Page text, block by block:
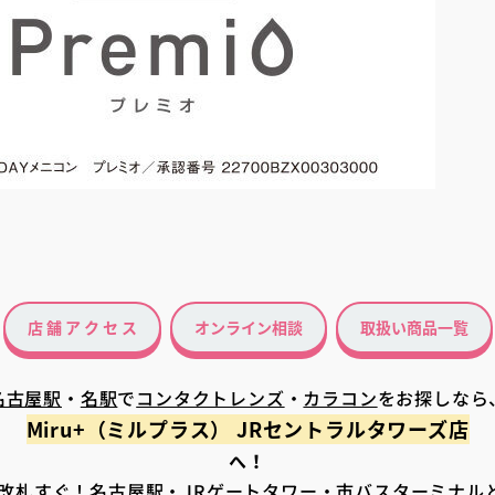
店 舗 ア ク セ ス オンライン相談 取扱い商品一覧
古屋駅 ・ 名駅でコンタクトレンズ ・ カラコンをお探しなら
Miru+（ミルプラス） JRセントラルタワーズ店
へ！